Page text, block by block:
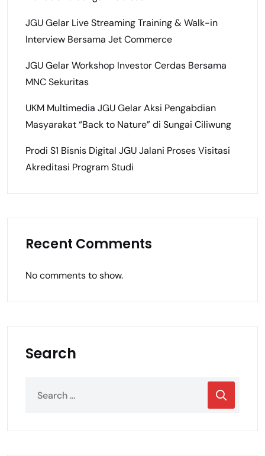
JGU Gelar Live Streaming Training & Walk-in
Interview Bersama Jet Commerce
JGU Gelar Workshop Investor Cerdas Bersama
MNC Sekuritas
UKM Multimedia JGU Gelar Aksi Pengabdian
Masyarakat “Back to Nature” di Sungai Ciliwung
Prodi S1 Bisnis Digital JGU Jalani Proses Visitasi
Akreditasi Program Studi
Recent Comments
No comments to show.
Search